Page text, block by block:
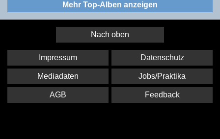
Mehr Top-Alben anzeigen
Nach oben
Impressum Datenschutz
Mediadaten Jobs/Praktika
AGB Feedback